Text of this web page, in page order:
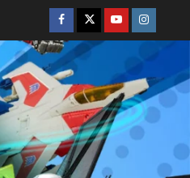
Facebook
TwitterYoutube